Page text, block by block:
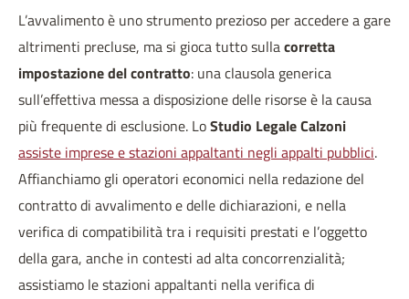
L’avvalimento è uno strumento prezioso per accedere a gare
altrimenti precluse, ma si gioca tutto sullacorretta
impostazione del contratto: una clausola generica
sull’effettiva messa a disposizione delle risorse è la causa
più frequente di esclusione. LoStudio Legale Calzoni
assiste imprese e stazioni appaltanti negli appalti pubblici.
Affianchiamo gli operatori economici nella redazione del
contratto di avvalimento e delle dichiarazioni, e nella
verifica di compatibilità tra i requisiti prestati e l’oggetto
della gara, anche in contesti ad alta concorrenzialità;
assistiamo le stazioni appaltanti nella verifica di